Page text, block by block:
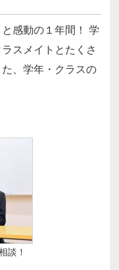
感動の１年間！ 学
スメイトとたくさ
、学年・クラスの
談！